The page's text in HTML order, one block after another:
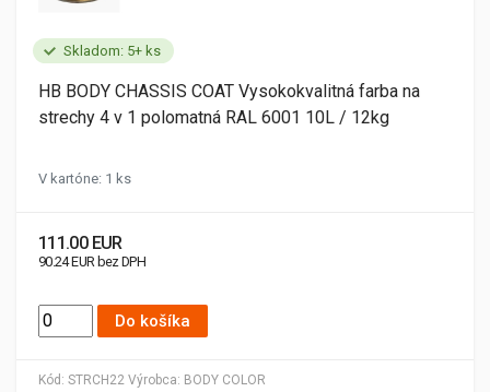
Skladom: 5+ ks
Kód: STRCH22 Výrobca: BODY COLOR
HB BODY CHASSIS COAT Vysokokvalitná farba na
strechy 4 v 1 polomatná RAL 6001 10L / 12kg
V kartóne: 1 ks
111.00 EUR
90.24 EUR bez DPH
Do košíka